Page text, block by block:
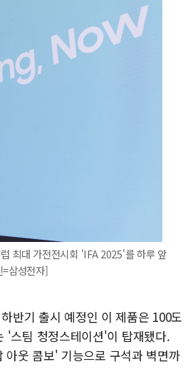
최대 가전전시회 'IFA 2025'를 하루 앞
삼성전자]
반기 출시 예정인 이 제품은 100도
'스팀 청정스테이션'이 탑재됐다.
아웃 콤보' 기능으로 구석과 벽면까